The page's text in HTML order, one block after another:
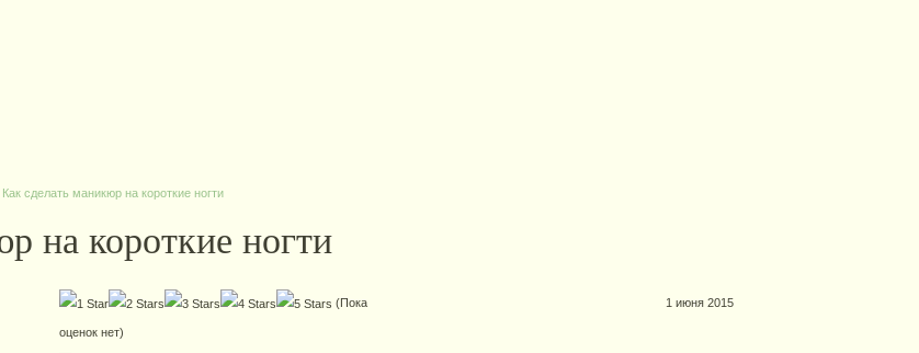
Как сделать маникюр на короткие ногти
на короткие ногти
(Пока
оценок нет)
1 июня 2015